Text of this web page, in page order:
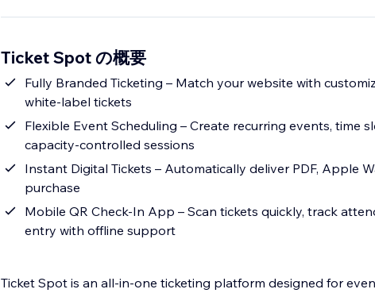
Ticket Spot の概要
Fully Branded Ticketing – Match your website with
white-label tickets
Flexible Event Scheduling – Create recurring events, time
capacity-controlled sessions
Instant Digital Tickets – Automatically deliver PDF, Apple
purchase
Mobile QR Check-In App – Scan tickets quickly, track
entry with offline support
Ticket Spot is an all-in-one ticketing platform designed for